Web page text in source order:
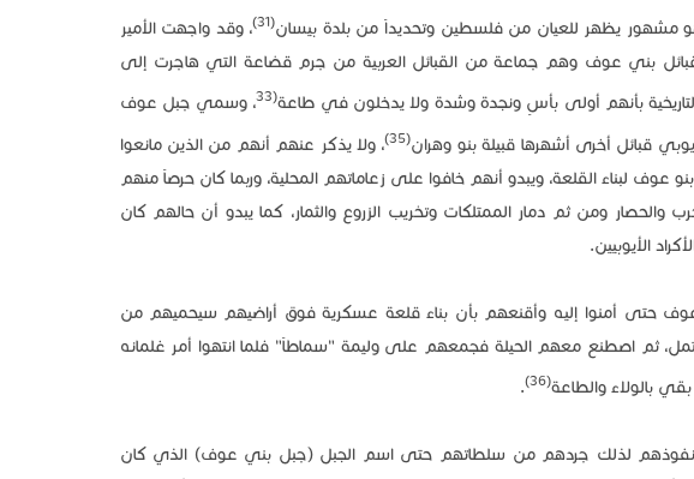
مشهور يظهر للعيان من فلسطين وتحديداً من بلدة بيسان(31)
، وقد واجهت الأمير
قبائل بني عوف وهم جماعة من القبائل العربية من جرم قضاعة التي هاجرت إلى
بأنهم أولى بأسٍ ونجدة وشدة ولا يدخلون في طاعة(33 ، وسمي جبل عوف
قبائل أخرى أشهرها قبيلة بنو وهران(35)
، ولا يذكر عنهم أنهم من الذين مانعوا
عوف لبناء القلعة، ويبدو أنهم خافوا على زعاماتهم المحلية، وربما كان حرصاً منهم
ومن ثم دمار الممتلكات وتخريب الزروع والثمار، كما يبدو أن حالهم كان
الأيوبيين.
عوف حتى أمنوا إليه وأقنعهم بأن بناء قلعة عسكرية فوق أراضيهم سيحميهم من
ثم اصطنع معهم الحيلة فجمعهم على وليمة "سماطاً" فلما انتهوا أمر غلمانه
بالولاء والطاعة(36)
.
نفوذهم لذلك جردهم من سلطاتهم حتى اسم الجبل (جبل بني عوف) الذي كان